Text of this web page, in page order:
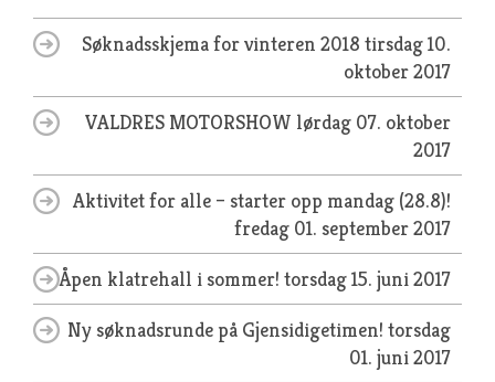
Søknadsskjema for vinteren 2018 tirsdag 10.
oktober 2017
VALDRES MOTORSHOW lørdag 07. oktober
2017
Aktivitet for alle – starter opp mandag (28.8)!
fredag 01. september 2017
Åpen klatrehall i sommer! torsdag 15. juni 2017
Ny søknadsrunde på Gjensidigetimen! torsdag
01. juni 2017